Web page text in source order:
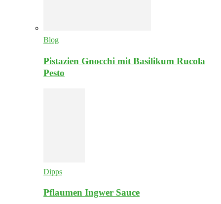
Blog
Pistazien Gnocchi mit Basilikum Rucola
Pesto
Dipps
Pflaumen Ingwer Sauce